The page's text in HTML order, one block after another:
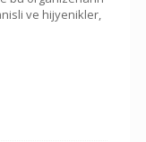
ve hijyenikler,